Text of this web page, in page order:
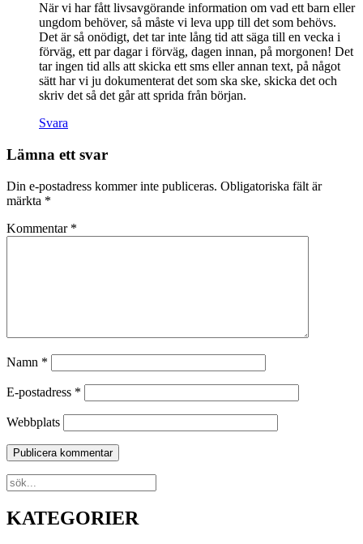
När vi har fått livsavgörande information om vad ett barn eller
ungdom behöver, så måste vi leva upp till det som behövs.
Det är så onödigt, det tar inte lång tid att säga till en vecka i
förväg, ett par dagar i förväg, dagen innan, på morgonen! Det
tar ingen tid alls att skicka ett sms eller annan text, på något
sätt har vi ju dokumenterat det som ska ske, skicka det och
skriv det så det går att sprida från början.
Svara
Lämna ett svar
Din e-postadress kommer inte publiceras. Obligatoriska fält är
märkta *
Kommentar *
Namn *
E-postadress *
Webbplats
KATEGORIER